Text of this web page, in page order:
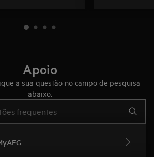
Apoio
a sua questão no campo de pesquisa
abaixo.